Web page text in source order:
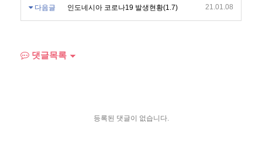
다음글 인도네시아 코로나19 발생현황(1.7) 21.01.08
댓글목록
등록된 댓글이 없습니다.